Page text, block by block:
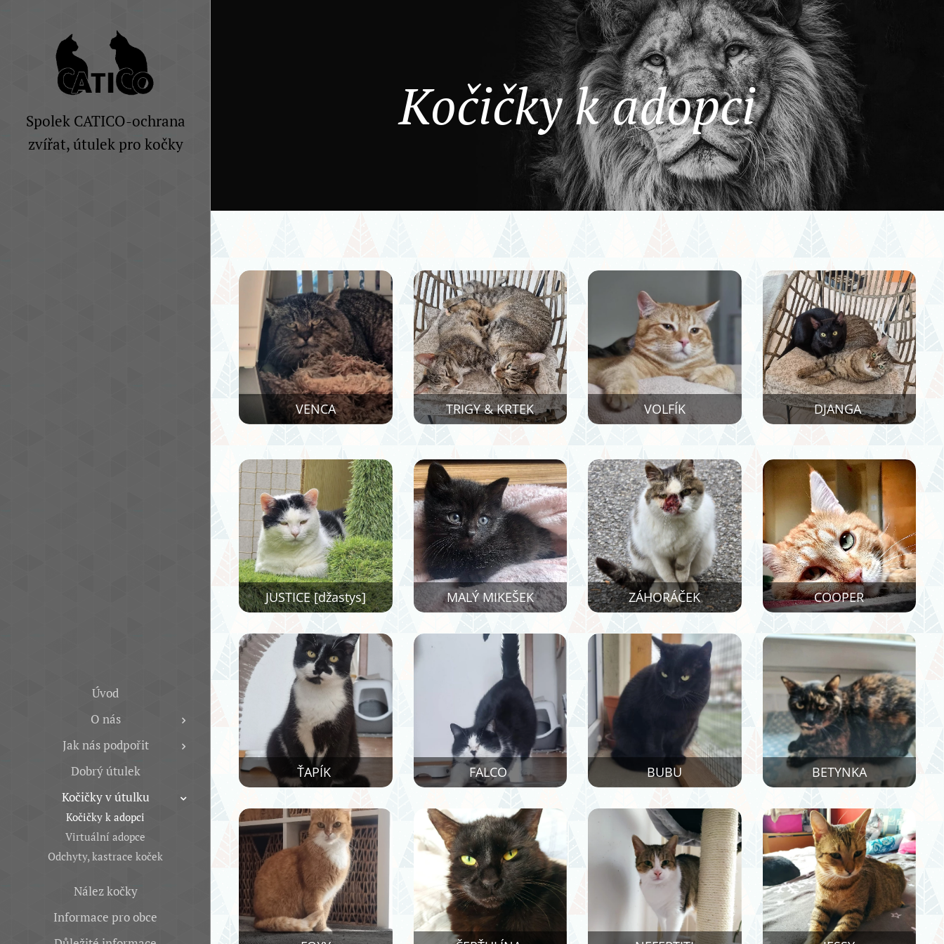
Spolek CATICO-ochrana
zvířat, útulek pro kočky
Úvod
O nás
Jak nás podpořit
Dobrý útulek
Kočičky v útulku
Kočičky k adopci
Virtuální adopce
Odchyty, kastrace koček
Nález kočky
Informace pro obce
Kočičky k adopci
VENCA TRIGY & KRTEK VOLFÍK DJANGA
JUSTICE [džastys] MALÝ MIKEŠEK ZÁHORÁČEK COOPER
ŤAPÍK FALCO BUBU BETYNKA